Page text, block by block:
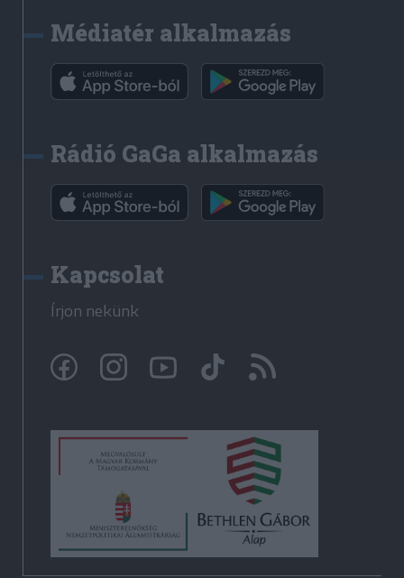
Médiatér alkalmazás
Rádió GaGa alkalmazás
Kapcsolat
Írjon nekünk